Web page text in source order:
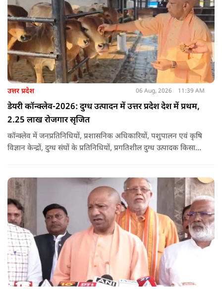
उत्तर प्रदेश 06 Aug, 2026 11:39 AM
डेयरी कॉन्क्लेव-2026: दुग्ध उत्पादन में उत्तर प्रदेश देश में प्रथम,
2.25 लाख रोजगार सृजित
कॉन्क्लेव में जनप्रतिनिधियों, प्रशासनिक अधिकारियों, पशुपालन एवं कृषि
विज्ञान केन्द्रों, दुग्ध संघों के प्रतिनिधियों, प्रगतिशील दुग्ध उत्पादक किसानों,